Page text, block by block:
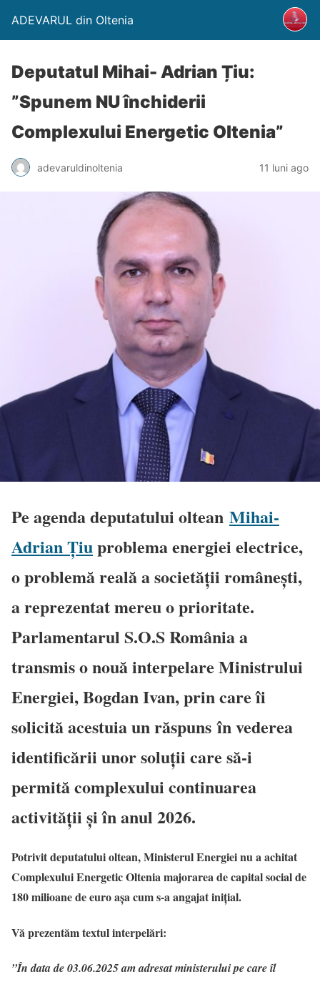
ADEVARUL din Oltenia
Deputatul Mihai- Adrian Țiu:
”Spunem NU închiderii
Complexului Energetic Oltenia”
adevaruldinoltenia 11 luni ago
Pe agenda deputatului oltean Mihai-
Adrian Țiuproblema energiei electrice,
o problemă reală a societății românești,
a reprezentat mereu o prioritate.
Parlamentarul S.O.S România a
transmis o nouă interpelare Ministrului
Energiei, Bogdan Ivan, prin care îi
solicită acestuia un răspuns în vederea
identificării unor soluții care să-i
permită complexului continuarea
activității și în anul 2026.
Potrivit deputatului oltean, Ministerul Energiei nu a achitat
Complexului Energetic Oltenia majorarea de capital social de
180 milioane de euro așa cum s-a angajat inițial.
Vă prezentăm textul interpelări:
”În data de 03.06.2025 am adresat ministerului pe care îl